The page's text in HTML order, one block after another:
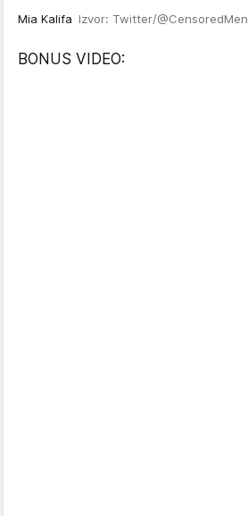
Mia Kalifa Izvor: Twitter/@CensoredMen
BONUS VIDEO: